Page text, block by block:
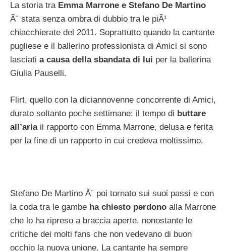
La storia tra Emma Marrone e Stefano De Martino
Ã¨ stata senza ombra di dubbio tra le piÃ¹
chiacchierate del 2011. Soprattutto quando la cantante
pugliese e il ballerino professionista di Amici si sono
lasciati a causa della sbandata di lui per la ballerina
Giulia Pauselli.
Flirt, quello con la diciannovenne concorrente di Amici,
durato soltanto poche settimane: il tempo di buttare
all’ariail rapporto con Emma Marrone, delusa e ferita
per la fine di un rapporto in cui credeva moltissimo.
Stefano De Martino Ã¨ poi tornato sui suoi passi e con
la coda tra le gambe ha chiesto perdono alla Marrone
che lo ha ripreso a braccia aperte, nonostante le
critiche dei molti fans che non vedevano di buon
occhio la nuova unione. La cantante ha sempre